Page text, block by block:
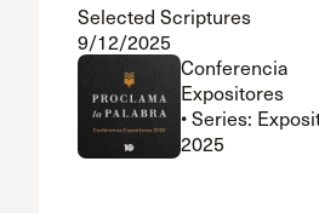
Selected Scriptures
9/12/2025
Conferencia
Expositores
• Series:
2025